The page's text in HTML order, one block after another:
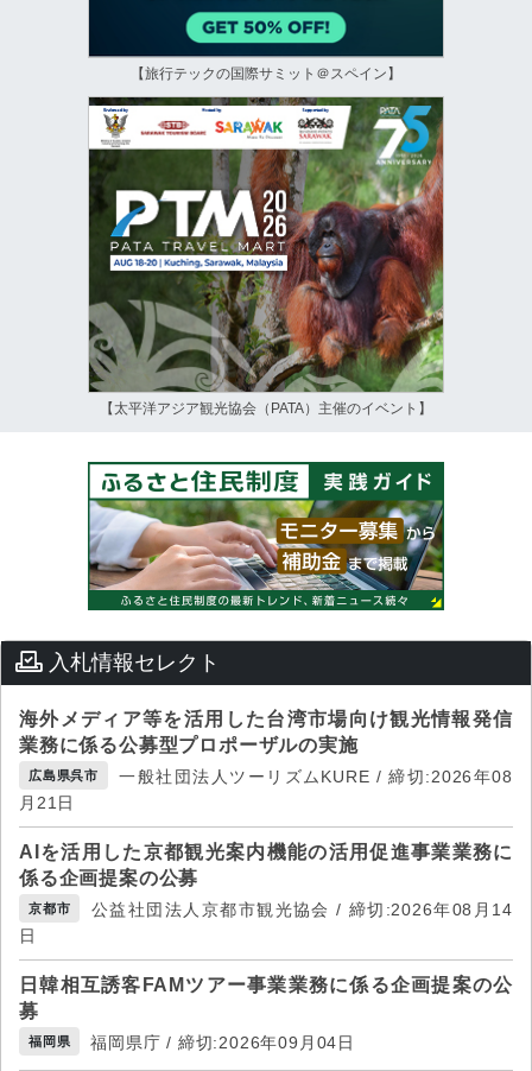
【旅行テックの国際サミット＠スペイン】
【太平洋アジア観光協会（PATA）主催のイベント】
入札情報セレクト
海外メディア等を活用した台湾市場向け観光情報発信
業務に係る公募型プロポーザルの実施
広島県呉市
一般社団法人ツーリズムKURE / 締切:2026年08
月21日
AIを活用した京都観光案内機能の活用促進事業業務に
係る企画提案の公募
京都市
公益社団法人京都市観光協会 / 締切:2026年08月14
日
日韓相互誘客FAMツアー事業業務に係る企画提案の公
募
福岡県 福岡県庁 / 締切:2026年09月04日